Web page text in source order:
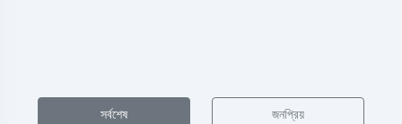
সর্বশেষ জনপ্রিয়